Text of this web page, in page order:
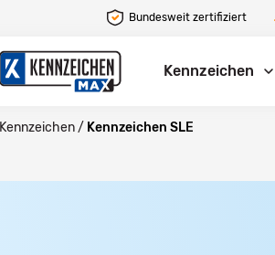
Bundesweit zertifiziert
Kennzeichen
Kennzeichen/ Kennzeichen SLE